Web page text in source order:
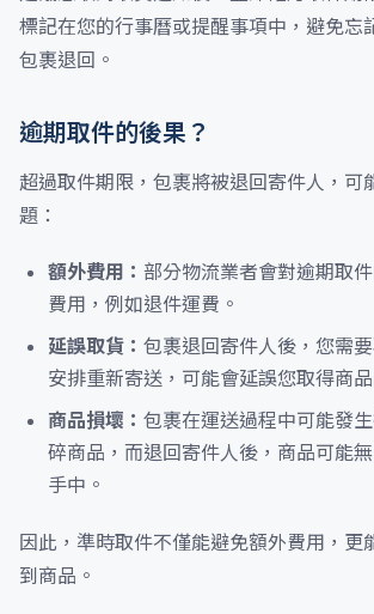
標記在您的行事曆或提醒事項中，避免忘
包裹退回。
逾期取件的後果？
超過取件期限，包裹將被退回寄件人，可
題：
額外費用： 部分物流業者會對逾期取
費用，例如退件運費。
延誤取貨： 包裹退回寄件人後，您需
安排重新寄送，可能會延誤您取得商品
商品損壞： 包裹在運送過程中可能發
碎商品，而退回寄件人後，商品可能
手中。
因此，準時取件不僅能避免額外費用，更
到商品。